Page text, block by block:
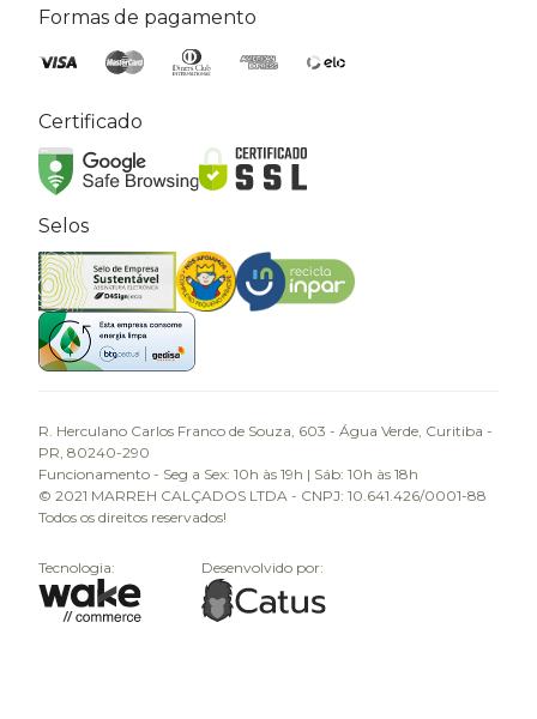
Formas de pagamento
Certificado
Selos
R. Herculano Carlos Franco de Souza, 603 - Água Verde, Curitiba -
PR, 80240-290
Funcionamento - Seg a Sex: 10h às 19h | Sáb: 10h às 18h
© 2021 MARREH CALÇADOS LTDA - CNPJ: 10.641.426/0001-88
Todos os direitos reservados!
Tecnologia: Desenvolvido por: